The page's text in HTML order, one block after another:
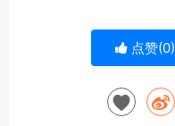
点赞(0)